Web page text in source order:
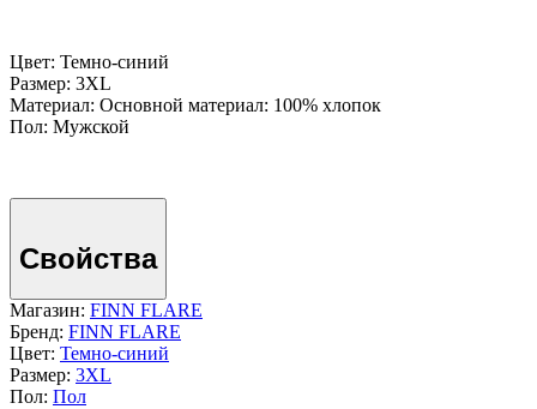
Цвет: Темно-cиний
Размер: 3XL
Материал: Основной материал: 100% хлопок
Пол: Мужской
Свойства
Магазин: FINN FLARE
Бренд: FINN FLARE
Цвет: Темно-cиний
Размер: 3XL
Пол: Пол